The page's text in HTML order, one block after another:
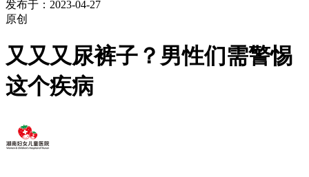
发布于：2023-04-27
原创
又又又尿裤子？男性们需警惕
这个疾病